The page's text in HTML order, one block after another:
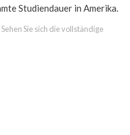
Studiendauer in Amerika.
Sehen Sie sich die vollständige